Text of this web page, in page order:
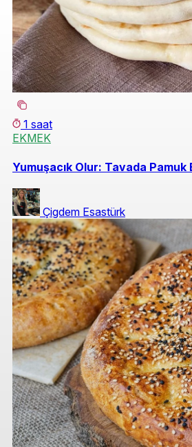
1 saat
EKMEK
Yumuşacık Olur: Tavada Pamuk
Çigdem Esastürk